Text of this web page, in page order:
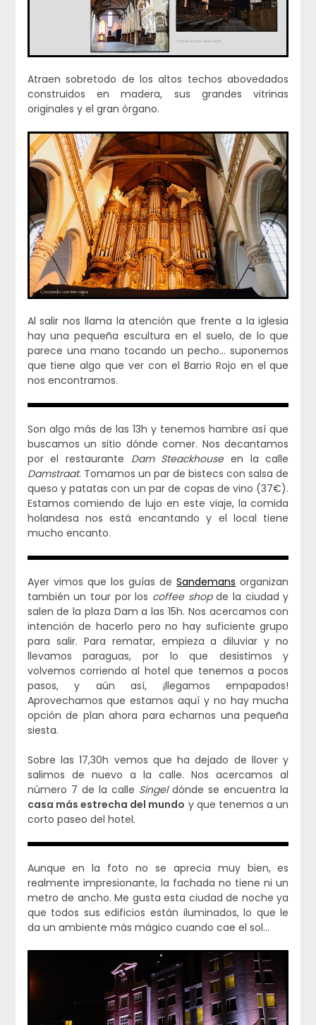
Atraen sobretodo de los altos techos abovedados
construidos en madera, sus grandes vitrinas
originales y el gran órgano.
Al salir nos llama la atención que frente a la iglesia
hay una pequeña escultura en el suelo, de lo que
parece una mano tocando un pecho… suponemos
que tiene algo que ver con el Barrio Rojo en el que
nos encontramos.
Son algo más de las 13h y tenemos hambre así que
buscamos un sitio dónde comer. Nos decantamos
por el restaurante Dam Steackhouseen la calle
Damstraat. Tomamos un par de bistecs con salsa de
queso y patatas con un par de copas de vino (37€).
Estamos comiendo de lujo en este viaje, la comida
holandesa nos está encantando y el local tiene
mucho encanto.
Ayer vimos que los guías deSandemans organizan
también un tour por los coffee shopde la ciudad y
salen de la plaza Dam a las 15h. Nos acercamos con
intención de hacerlo pero no hay suficiente grupo
para salir. Para rematar, empieza a diluviar y no
llevamos paraguas, por lo que desistimos y
volvemos corriendo al hotel que tenemos a pocos
pasos, y aún así, ¡llegamos empapados!
Aprovechamos que estamos aquí y no hay mucha
opción de plan ahora para echarnos una pequeña
siesta.
Sobre las 17,30h vemos que ha dejado de llover y
salimos de nuevo a la calle. Nos acercamos al
número 7 de la calle Singeldónde se encuentra la
casa más estrecha del mundo y que tenemos a un
corto paseo del hotel.
Aunque en la foto no se aprecia muy bien, es
realmente impresionante, la fachada no tiene ni un
metro de ancho. Me gusta esta ciudad de noche ya
que todos sus edificios están iluminados, lo que le
da un ambiente más mágico cuando cae el sol…